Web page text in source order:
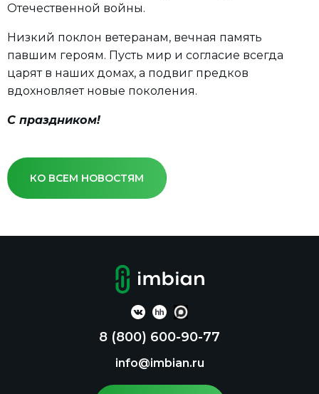
Отечественной войны.
Низкий поклон ветеранам, вечная память
павшим героям. Пусть мир и согласие всегда
царят в наших домах, а подвиг предков
вдохновляет новые поколения.
С праздником!
КО ВСЕМ НОВОСТЯМ
8 (800) 600-90-77
info@imbian.ru